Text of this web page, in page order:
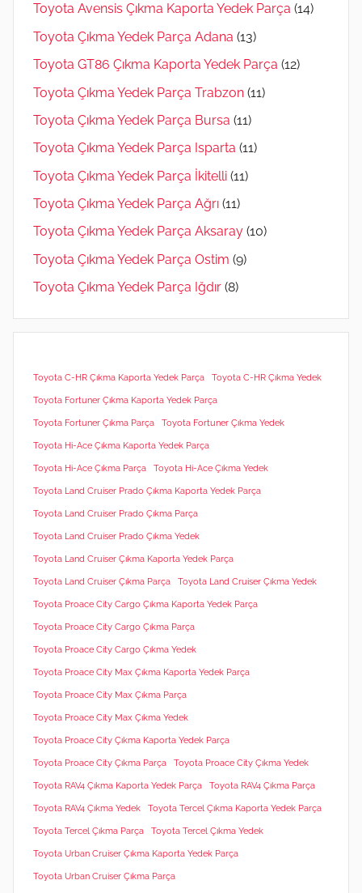
Toyota Avensis Çıkma Kaporta Yedek Parça (14)
Toyota Çıkma Yedek Parça Adana (13)
Toyota GT86 Çıkma Kaporta Yedek Parça (12)
Toyota Çıkma Yedek Parça Trabzon (11)
Toyota Çıkma Yedek Parça Bursa (11)
Toyota Çıkma Yedek Parça Isparta (11)
Toyota Çıkma Yedek Parça İkitelli (11)
Toyota Çıkma Yedek Parça Ağrı (11)
Toyota Çıkma Yedek Parça Aksaray (10)
Toyota Çıkma Yedek Parça Ostim (9)
Toyota Çıkma Yedek Parça Iğdır (8)
Toyota C-HR Çıkma Kaporta Yedek Parça Toyota C-HR Çıkma Yedek
Toyota Fortuner Çıkma Kaporta Yedek Parça
Toyota Fortuner Çıkma Parça Toyota Fortuner Çıkma Yedek
Toyota Hi-Ace Çıkma Kaporta Yedek Parça
Toyota Hi-Ace Çıkma Parça Toyota Hi-Ace Çıkma Yedek
Toyota Land Cruiser Prado Çıkma Kaporta Yedek Parça
Toyota Land Cruiser Prado Çıkma Parça
Toyota Land Cruiser Prado Çıkma Yedek
Toyota Land Cruiser Çıkma Kaporta Yedek Parça
Toyota Land Cruiser Çıkma Parça Toyota Land Cruiser Çıkma Yedek
Toyota Proace City Cargo Çıkma Kaporta Yedek Parça
Toyota Proace City Cargo Çıkma Parça
Toyota Proace City Cargo Çıkma Yedek
Toyota Proace City Max Çıkma Kaporta Yedek Parça
Toyota Proace City Max Çıkma Parça
Toyota Proace City Max Çıkma Yedek
Toyota Proace City Çıkma Kaporta Yedek Parça
Toyota Proace City Çıkma Parça Toyota Proace City Çıkma Yedek
Toyota RAV4 Çıkma Kaporta Yedek Parça Toyota RAV4 Çıkma Parça
Toyota RAV4 Çıkma Yedek Toyota Tercel Çıkma Kaporta Yedek Parça
Toyota Tercel Çıkma Parça Toyota Tercel Çıkma Yedek
Toyota Urban Cruiser Çıkma Kaporta Yedek Parça
Toyota Urban Cruiser Çıkma Parça